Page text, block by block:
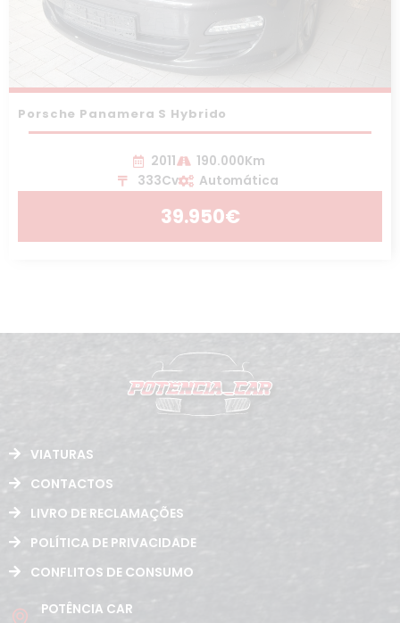
Porsche Panamera S Hybrido
2011
190.000Km
333Cv
Automática
39.950€
VIATURAS
CONTACTOS
LIVRO DE RECLAMAÇÕES
POLÍTICA DE PRIVACIDADE
CONFLITOS DE CONSUMO
POTÊNCIA CAR